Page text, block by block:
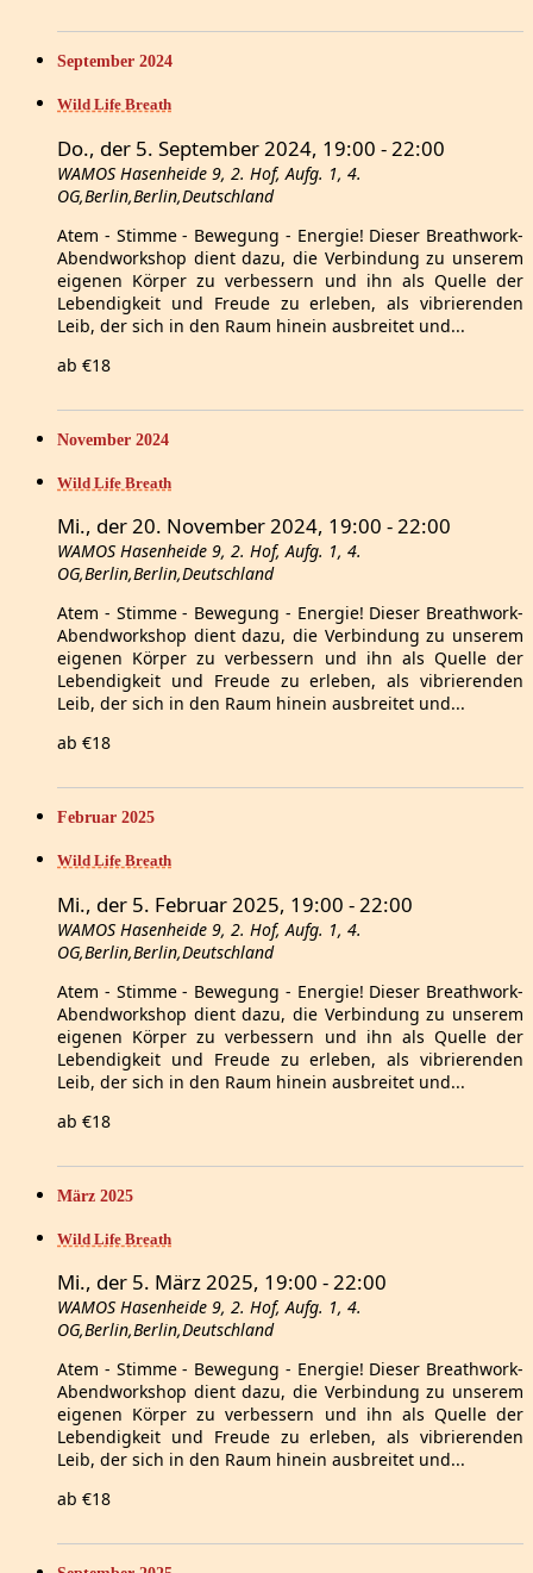
September 2024
Wild Life Breath
Do., der 5. September 2024, 19:00 -22:00
WAMOS Hasenheide 9, 2. Hof, Aufg. 1, 4.
OG,Berlin,Berlin,Deutschland
Atem - Stimme - Bewegung - Energie! Dieser Breathwork-
Abendworkshop dient dazu, die Verbindung zu unserem
eigenen Körper zu verbessern und ihn als Quelle der
Lebendigkeit und Freude zu erleben, als vibrierenden
Leib, der sich in den Raum hinein ausbreitet und...
ab €18
November 2024
Wild Life Breath
Mi., der 20. November 2024, 19:00 -22:00
WAMOS Hasenheide 9, 2. Hof, Aufg. 1, 4.
OG,Berlin,Berlin,Deutschland
Atem - Stimme - Bewegung - Energie! Dieser Breathwork-
Abendworkshop dient dazu, die Verbindung zu unserem
eigenen Körper zu verbessern und ihn als Quelle der
Lebendigkeit und Freude zu erleben, als vibrierenden
Leib, der sich in den Raum hinein ausbreitet und...
ab €18
Februar 2025
Wild Life Breath
Mi., der 5. Februar 2025, 19:00 -22:00
WAMOS Hasenheide 9, 2. Hof, Aufg. 1, 4.
OG,Berlin,Berlin,Deutschland
Atem - Stimme - Bewegung - Energie! Dieser Breathwork-
Abendworkshop dient dazu, die Verbindung zu unserem
eigenen Körper zu verbessern und ihn als Quelle der
Lebendigkeit und Freude zu erleben, als vibrierenden
Leib, der sich in den Raum hinein ausbreitet und...
ab €18
März 2025
Wild Life Breath
Mi., der 5. März 2025, 19:00 -22:00
WAMOS Hasenheide 9, 2. Hof, Aufg. 1, 4.
OG,Berlin,Berlin,Deutschland
Atem - Stimme - Bewegung - Energie! Dieser Breathwork-
Abendworkshop dient dazu, die Verbindung zu unserem
eigenen Körper zu verbessern und ihn als Quelle der
Lebendigkeit und Freude zu erleben, als vibrierenden
Leib, der sich in den Raum hinein ausbreitet und...
ab €18